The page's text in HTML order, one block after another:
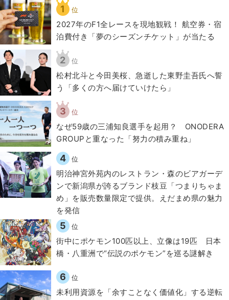
1 位
2027年のF1全レースを現地観戦！ 航空券・宿
泊費付き「夢のシーズンチケット」が当たる
2 位
松村北斗と今田美桜、急逝した東野圭吾氏へ誓
う「多くの方へ届けていけたら」
3 位
なぜ59歳の三浦知良選手を起用？ ONODERA
GROUPと重なった「努力の積み重ね」
4 位
明治神宮外苑内のレストラン・森のビアガーデ
ンで新潟県が誇るブランド枝豆「つまりちゃま
め」を販売数量限定で提供。えだまめ県の魅力
を発信
5 位
街中にポケモン100匹以上、立像は19匹 日本
橋・八重洲で“伝説のポケモン”を巡る謎解き
6 位
​​未利用資源を「余すことなく価値化」する逆転